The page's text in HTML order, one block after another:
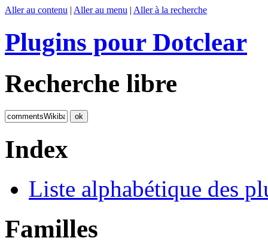
Aller au contenu | Aller au menu | Aller à la recherche
Plugins pour Dotclear
Recherche libre
Index
Liste alphabétique des
Familles